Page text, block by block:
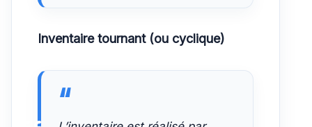
Inventaire tournant (ou cyclique)